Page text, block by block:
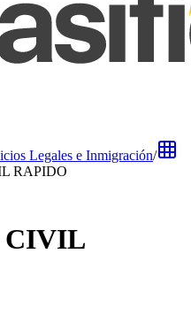
Legales e Inmigración/
RAPIDO
CIVIL